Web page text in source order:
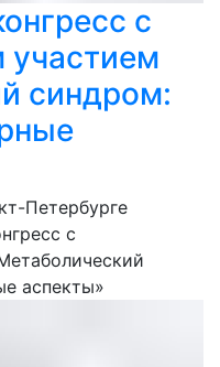
с
синдром:
Петербурге
с
аспекты»